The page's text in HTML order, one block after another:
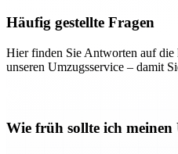
Häufig gestellte Fragen
Hier finden Sie Antworten auf die
unseren Umzugsservice – damit
Wie früh sollte ich meinen